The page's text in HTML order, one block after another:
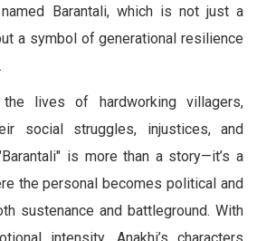
Barantali, which is not just a
a symbol of generational resilience
lives of hardworking villagers,
social struggles, injustices, and
is more than a story—it’s a
the personal becomes political and
sustenance and battleground. With